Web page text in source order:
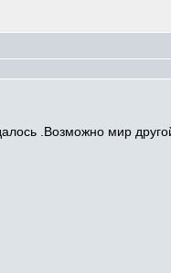
.Возможно мир